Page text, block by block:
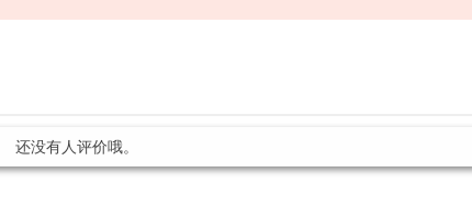
还没有人评价哦。